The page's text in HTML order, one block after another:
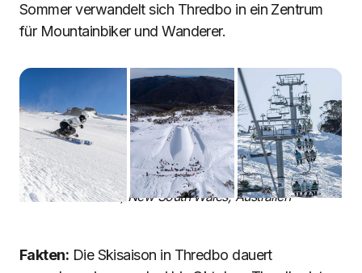
Sommer verwandelt sich Thredbo in ein Zentrum
für Mountainbiker und Wanderer.
Thredbo, New South Wales, Australien
Fakten: Die Skisaison in Thredbo dauert